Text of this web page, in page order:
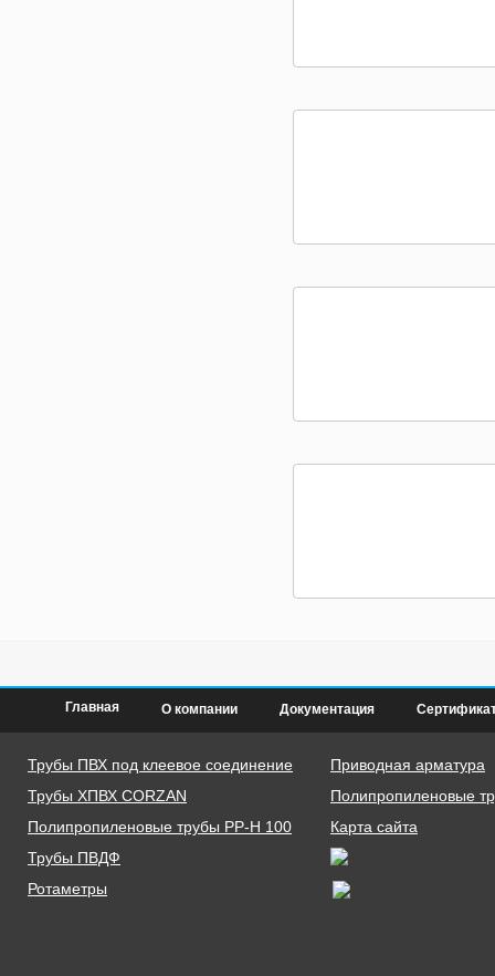
Главная О компании Документация
Трубы ПВХ под клеевое соединение
Трубы ХПВХ CORZAN
Полипропиленовые трубы PP-H 100
Трубы ПВДФ
Ротаметры
Приводная арматура
Полипропиленовые
Карта сайта